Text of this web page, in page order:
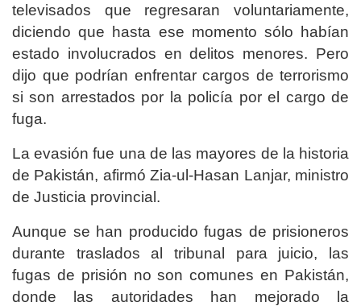
televisados que regresaran voluntariamente,
diciendo que hasta ese momento sólo habían
estado involucrados en delitos menores. Pero
dijo que podrían enfrentar cargos de terrorismo
si son arrestados por la policía por el cargo de
fuga.
La evasión fue una de las mayores de la historia
de Pakistán, afirmó Zia-ul-Hasan Lanjar, ministro
de Justicia provincial.
Aunque se han producido fugas de prisioneros
durante traslados al tribunal para juicio, las
fugas de prisión no son comunes en Pakistán,
donde las autoridades han mejorado la